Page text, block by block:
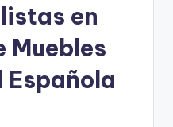
en
Muebles